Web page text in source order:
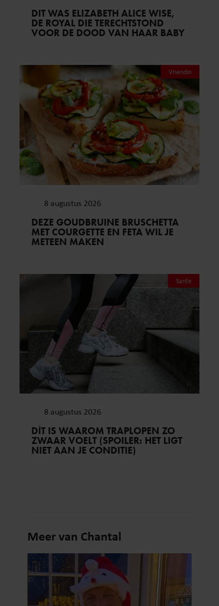
DIT WAS ELIZABETH ALICE WISE,
DE ROYAL DIE TERECHTSTOND
VOOR DE DOOD VAN HAAR BABY
Vriendin
8 augustus 2026
DEZE GOUDBRUINE BRUSCHETTA
MET COURGETTE EN FETA WIL JE
METEEN MAKEN
Sante
8 augustus 2026
DÍT IS WAAROM TRAPLOPEN ZO
ZWAAR VOELT (SPOILER: HET LIGT
NIET AAN JE CONDITIE)
Meer van Chantal